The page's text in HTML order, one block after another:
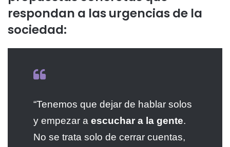
respondan a las urgencias de la
sociedad:
“Tenemos que dejar de hablar solos
y empezar a escuchar a la gente.
No se trata solo de cerrar cuentas,